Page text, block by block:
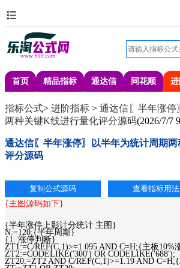
首页 精品指标 通达信 同花顺
指标公式> 进阶指标 > 通达信〖半年涨停
两种关键K线进行量化评分源码(2026/7/7
通达信〖半年涨停〗以半年为统计周期
评分源码
{主图源码如下}
{半年涨停上影计分统计 主图}
N:=120;{半年周期}
{1. 涨停判断}
ZT1:=C/REF(C,1)>=1.095 AND C=H;{主板10%
ZT2:=CODELIKE('300') OR CODELIKE('688');
ZT20:=ZT2 AND C/REF(C,1)>=1.19 AND